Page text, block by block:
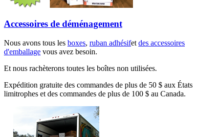
Accessoires de déménagement
Nous avons tous les boxes, ruban adhésifet des accessoires
d'emballage vous avez besoin.
Et nous rachèterons toutes les boîtes non utilisées.
Expédition gratuite des commandes de plus de 50 $ aux États
limitrophes et des commandes de plus de 100 $ au Canada.